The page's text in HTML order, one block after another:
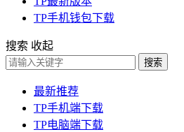
TP手机钱包下载
搜索 收起
搜索
最新推荐
TP手机端下载
TP电脑端下载